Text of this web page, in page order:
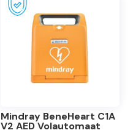
Mindray BeneHeart C1A
V2 AED Volautomaat